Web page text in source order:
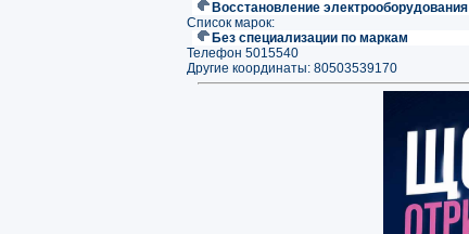
Восстановление электрооборудования
Список марок:
Без специализации по маркам
Телефон 5015540
Другие координаты: 80503539170